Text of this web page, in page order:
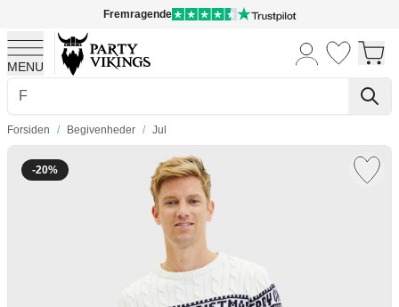
Fremragende
MENU
Skip to Content
Forsiden / Begivenheder / Jul
-20%